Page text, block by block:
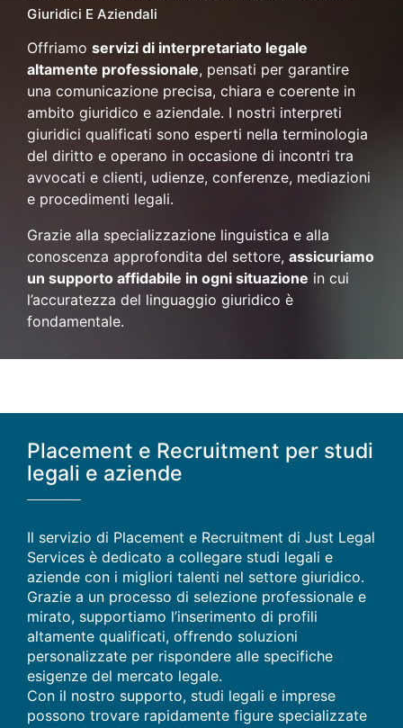
Giuridici E Aziendali
Offriamo servizi di interpretariato legale
altamente professionale, pensati per garantire
una comunicazione precisa, chiara e coerente in
ambito giuridico e aziendale. I nostri interpreti
giuridici qualificati sono esperti nella terminologia
del diritto e operano in occasione di incontri tra
avvocati e clienti, udienze, conferenze, mediazioni
e procedimenti legali.
Grazie alla specializzazione linguistica e alla
conoscenza approfondita del settore, assicuriamo
un supporto affidabile in ogni situazione in cui
l’accuratezza del linguaggio giuridico è
fondamentale.
Placement e Recruitment per studi
legali e aziende
Il servizio di Placement e Recruitment di Just Legal
Services è dedicato a collegare studi legali e
aziende con i migliori talenti nel settore giuridico.
Grazie a un processo di selezione professionale e
mirato, supportiamo l’inserimento di profili
altamente qualificati, offrendo soluzioni
personalizzate per rispondere alle specifiche
esigenze del mercato legale.
Con il nostro supporto, studi legali e imprese
possono trovare rapidamente figure specializzate